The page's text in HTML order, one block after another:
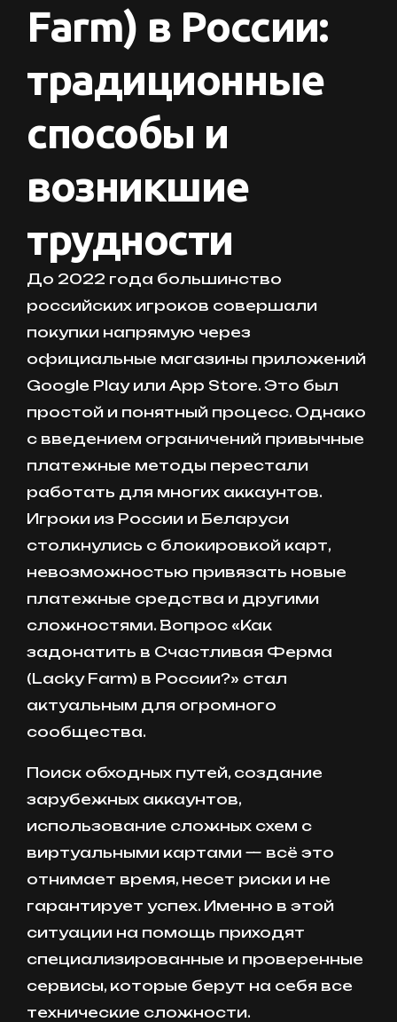
Farm) в России:
традиционные
способы и
возникшие
трудности
До 2022 года большинство
российских игроков совершали
покупки напрямую через
официальные магазины приложений
Google Play или App Store. Это был
простой и понятный процесс. Однако
с введением ограничений привычные
платежные методы перестали
работать для многих аккаунтов.
Игроки из России и Беларуси
столкнулись с блокировкой карт,
невозможностью привязать новые
платежные средства и другими
сложностями. Вопрос «Как
задонатить в Счастливая Ферма
(Lacky Farm) в России?» стал
актуальным для огромного
сообщества.
Поиск обходных путей, создание
зарубежных аккаунтов,
использование сложных схем с
виртуальными картами — всё это
отнимает время, несет риски и не
гарантирует успех. Именно в этой
ситуации на помощь приходят
специализированные и проверенные
сервисы, которые берут на себя все
технические сложности.